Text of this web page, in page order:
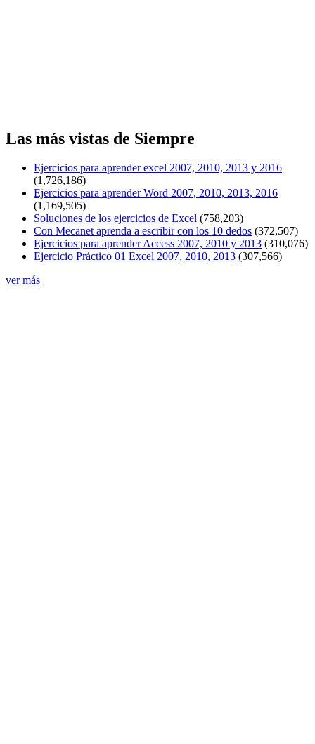
Las más vistas de Siempre
Ejercicios para aprender excel 2007, 2010, 2013 y 2016
(1,726,186)
Ejercicios para aprender Word 2007, 2010, 2013, 2016
(1,169,505)
Soluciones de los ejercicios de Excel (758,203)
Con Mecanet aprenda a escribir con los 10 dedos (372,507)
Ejercicios para aprender Access 2007, 2010 y 2013 (310,076)
Ejercicio Práctico 01 Excel 2007, 2010, 2013 (307,566)
ver más